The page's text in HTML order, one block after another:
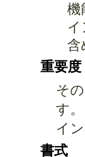
機
含
重要度
そ
す
イ
書式